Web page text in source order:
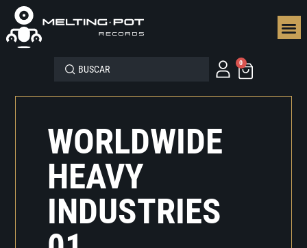
0
WORLDWIDE
HEAVY
INDUSTRIES